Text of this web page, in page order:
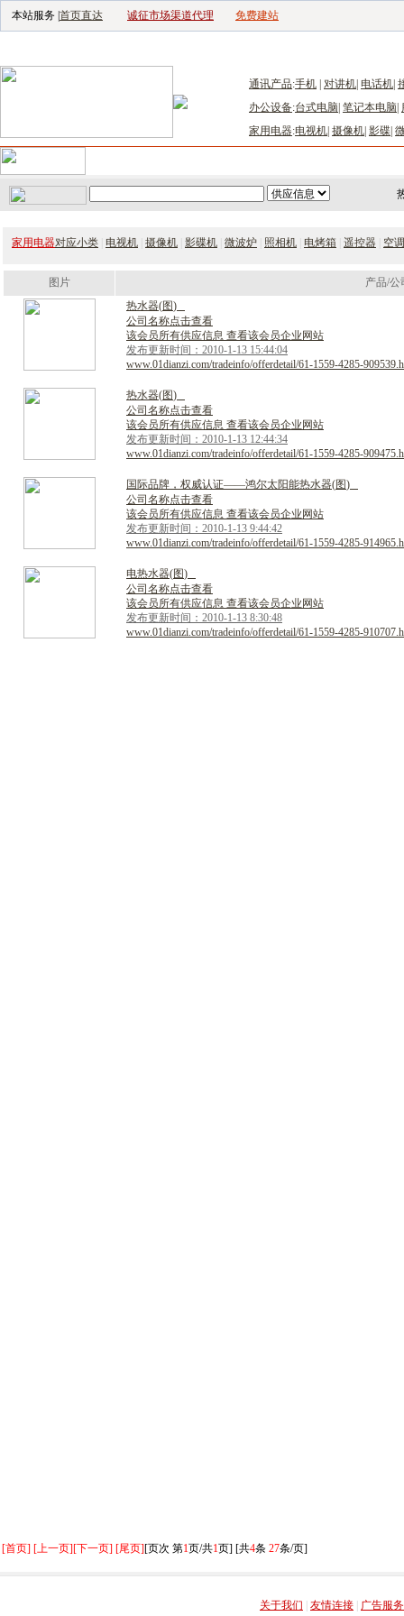
本站服务 | 首页直达 诚征市场渠道代理 免费建站
通讯产品:手机 对讲机 电话机
办公设备:台式电脑 笔记本电脑
家用电器:电视机 摄像机 影碟
家用电器对应小类 电视机 摄像机 影碟机 微波炉 照相机 电烤箱 遥控器 空调
图片
产品/公
热水器(图)
公司名称点击查看
该会员所有供应信息 查看该会员企业网站
发布更新时间：2010-1-13 15:44:04
www.01dianzi.com/tradeinfo/offerdetail/61-1559-4285-
热水器(图)
公司名称点击查看
该会员所有供应信息 查看该会员企业网站
发布更新时间：2010-1-13 12:44:34
www.01dianzi.com/tradeinfo/offerdetail/61-1559-4285-
国 际品牌 ， 权威认证――鸿尔太阳能热水器(图)
公司名称点击查看
该会员所有供应信息 查看该会员企业网站
发布更新时间：2010-1-13 9:44:42
www.01dianzi.com/tradeinfo/offerdetail/61-1559-4285-
电热水器(图)
公司名称点击查看
该会员所有供应信息 查看该会员企业网站
发布更新时间：2010-1-13 8:30:48
www.01dianzi.com/tradeinfo/offerdetail/61-1559-4285-
[首页] [上一页][下一页] [尾页][页次 第1页/共1页] [共4条 27条/页]
关于我们 友情连接 广告服务